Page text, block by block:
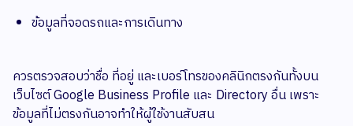
ข้อมูลที่จอดรถและการเดินทาง
ควรตรวจสอบว่าชื่อ ที่อยู่ และเบอร์โทรของคลินิกตรงกันทั้งบน
เว็บไซต์ Google Business Profile และ Directory อื่น เพราะ
ข้อมูลที่ไม่ตรงกันอาจทำให้ผู้ใช้งานสับสน